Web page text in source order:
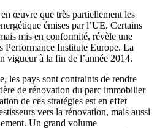
œuvre que très partiellement les
émises par l’UE. Certains
mis en conformité, révèle une
Performance Institute Europe. La
vigueur à la fin de l’année 2014.
les pays sont contraints de rendre
de rénovation du parc immobilier
de ces stratégies est en effet
vers la rénovation, mais aussi
Un grand volume